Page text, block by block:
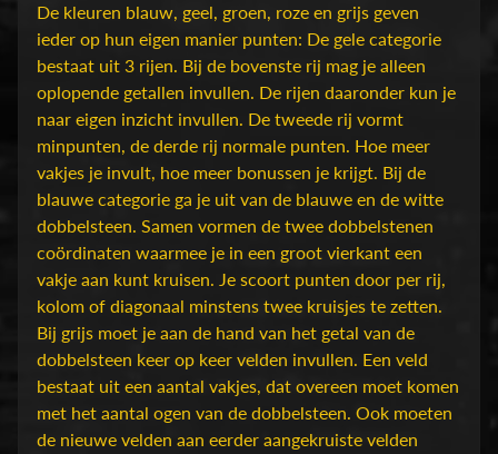
D
u
n
g
e
o
n
s
&
D
r
a
g
o
n
s
Expand child menu
De kleuren blauw, geel, groen, roze en grijs geven
ieder op hun eigen manier punten: De gele categorie
bestaat uit 3 rijen. Bij de bovenste rij mag je alleen
oplopende getallen invullen. De rijen daaronder kun je
naar eigen inzicht invullen. De tweede rij vormt
minpunten, de derde rij normale punten. Hoe meer
vakjes je invult, hoe meer bonussen je krijgt. Bij de
blauwe categorie ga je uit van de blauwe en de witte
dobbelsteen. Samen vormen de twee dobbelstenen
coördinaten waarmee je in een groot vierkant een
vakje aan kunt kruisen. Je scoort punten door per rij,
kolom of diagonaal minstens twee kruisjes te zetten.
Bij grijs moet je aan de hand van het getal van de
dobbelsteen keer op keer velden invullen. Een veld
bestaat uit een aantal vakjes, dat overeen moet komen
met het aantal ogen van de dobbelsteen. Ook moeten
de nieuwe velden aan eerder aangekruiste velden